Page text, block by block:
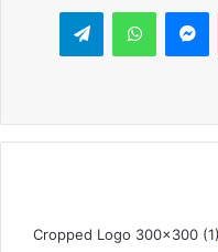
بينتيريستماسنجر واتساب تيلقرام